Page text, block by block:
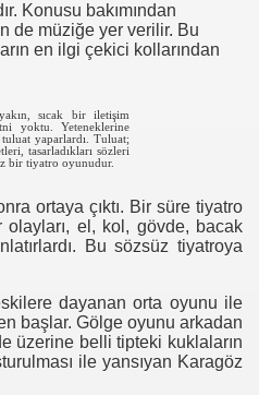
Konusu bakımından
de müziğe yer verilir. Bu
en ilgi çekici kollarından
sıcak bir iletişim
yoktu. Yeteneklerine
yaparlardı. Tuluat;
tasarladıkları sözleri
bir tiyatro oyunudur.
ortaya çıktı. Bir süre tiyatro
olayları, el, kol, gövde, bacak
Bu sözsüz tiyatroya
dayanan orta oyunu ile
başlar. Gölge oyunu arkadan
üzerine belli tipteki kuklaların
ile yansıyan Karagöz